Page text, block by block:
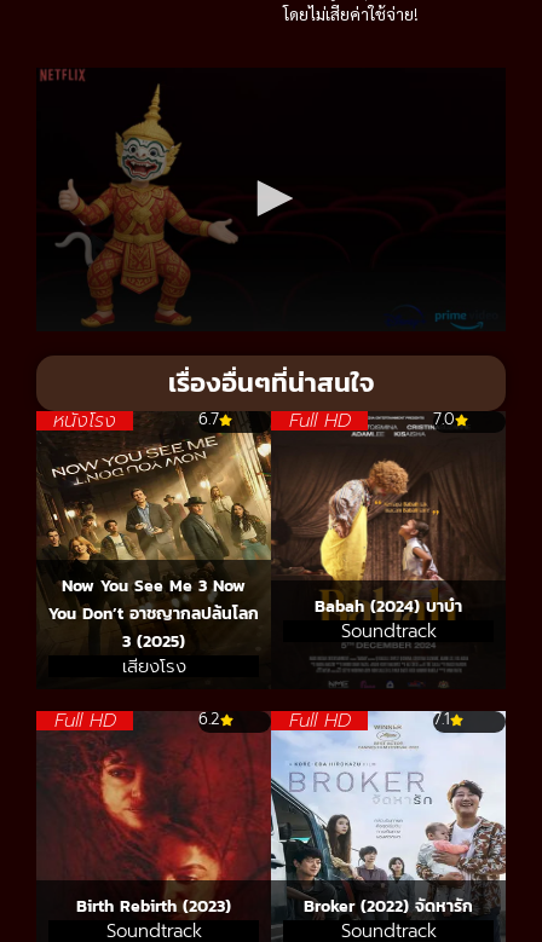
โดยไม่เสียค่าใช้จ่าย!
เรื่องอื่นๆที่น่าสนใจ
หนังโรง 6.7
Now You See Me 3 Now
You Don’t อาชญากลปล้นโลก
3 (2025)
เสียงโรง
Full HD 7.0
Babah (2024) บาบ๋า
Soundtrack
Full HD 6.2
Birth Rebirth (2023)
Soundtrack
Full HD 7.1
Broker (2022) จัดหารัก
Soundtrack